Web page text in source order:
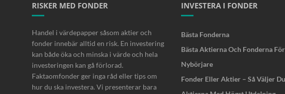
RISKER MED FONDER
Handel i värdepapper såsom aktier och
fonder innebär alltid en risk. En investering
kan både öka och minska i värde och hela
investeringen kan gå förlorad.
Faktaomfonder ger inga råd eller tips om
hur du ska investera. Vi presenterar bara
INVESTERA I FONDER
Bästa Fonderna
Bästa Aktierna Och Fonderna För
Nybörjare
Fonder Eller Aktier – Så Väljer Du